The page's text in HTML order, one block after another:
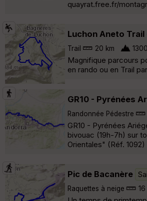
quayrat.free.fr/
Luchon Aneto Trail
Trail 20 km
Magnifique parcours
en rando ou en Trail
GR10 - Pyrénées
Randonnée Pédestre
GR10 - Pyrénées
bivouac (19h-7h) sur
Orientales" (Réf. 1092)
Pic de Bacanère
Raquettes à neige